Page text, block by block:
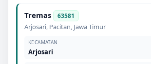
Tremas 63581
Arjosari, Pacitan, Jawa Timur
KECAMATAN
Arjosari